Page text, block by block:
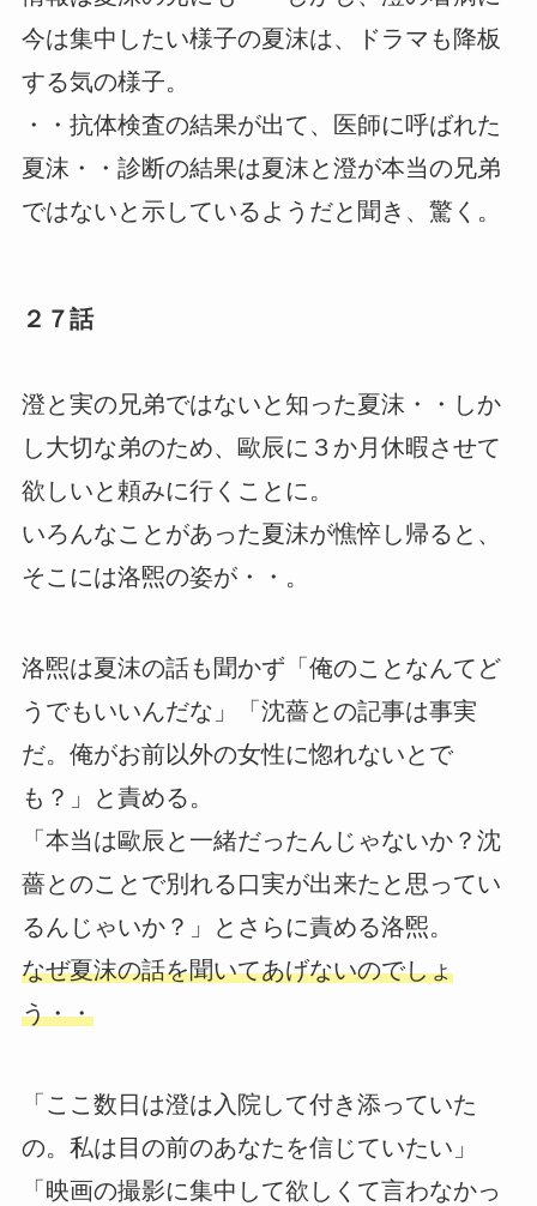
今は集中したい様子の夏沫は、ドラマも降板
する気の様子。
・・抗体検査の結果が出て、医師に呼ばれた
夏沫・・診断の結果は夏沫と澄が本当の兄弟
ではないと示しているようだと聞き、驚く。
２７話
澄と実の兄弟ではないと知った夏沫・・しか
し大切な弟のため、歐辰に３か月休暇させて
欲しいと頼みに行くことに。
いろんなことがあった夏沫が憔悴し帰ると、
そこには洛煕の姿が・・。
洛煕は夏沫の話も聞かず「俺のことなんてど
うでもいいんだな」「沈薔との記事は事実
だ。俺がお前以外の女性に惚れないとで
も？」と責める。
「本当は歐辰と一緒だったんじゃないか？沈
薔とのことで別れる口実が出来たと思ってい
るんじゃいか？」とさらに責める洛煕。
なぜ夏沫の話を聞いてあげないのでしょ
う・・
「ここ数日は澄は入院して付き添っていた
の。私は目の前のあなたを信じていたい」
「映画の撮影に集中して欲しくて言わなかっ